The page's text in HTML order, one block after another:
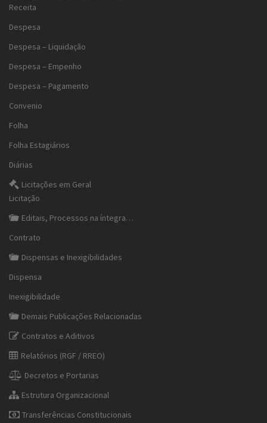
Receita
Despesa
Despesa – Liquidação
Despesa – Empenho
Despesa – Pagamento
Convenio
Folha
Folha Estagiários
Diárias
Licitações em Geral
Licitação
Editais, Processos na íntegra…
Contrato
Dispensas e Inexigibilidades
Dispensa
Inexigibilidade
Demais Publicações Relacionadas
Contratos e Aditivos
Relatórios (RGF / RREO)
Decretos e Portarias
Estrutura Organizacional
Transferências Constitucionais